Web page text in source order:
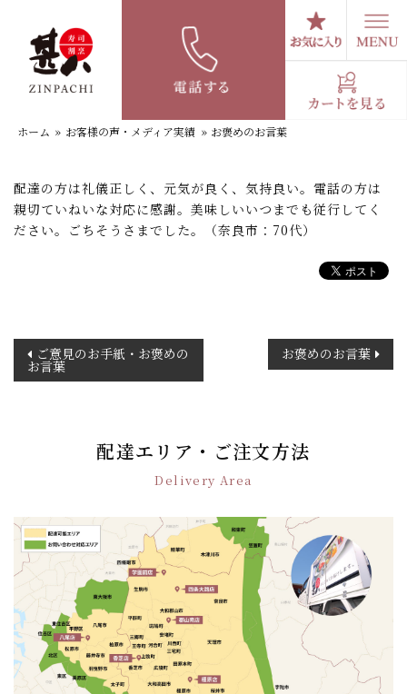
お褒めのお言葉
ホーム » お客様の声・メディア実績 » お褒めのお言葉
配達の方は礼儀正しく、元気が良く、気持良い。電話の方は
親切ていねいな対応に感謝。美味しいいつまでも従行してく
ださい。ごちそうさまでした。（奈良市：70代）
ン
ご意見のお手紙・お褒めの
お言葉
お褒めのお言葉
配達エリア・ご注文方法
Delivery Area